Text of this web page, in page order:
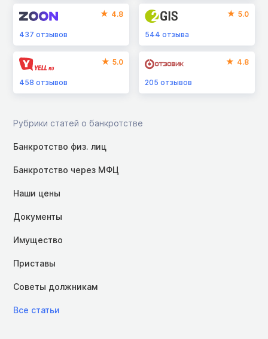
4.8
437 отзывов
5.0
544отзыва
5.0
458 отзывов
4.8
205отзывов
Рубрики статей о банкротстве
Банкротство физ. лиц
Банкротство через МФЦ
Наши цены
Документы
Имущество
Приставы
Советы должникам
Все статьи